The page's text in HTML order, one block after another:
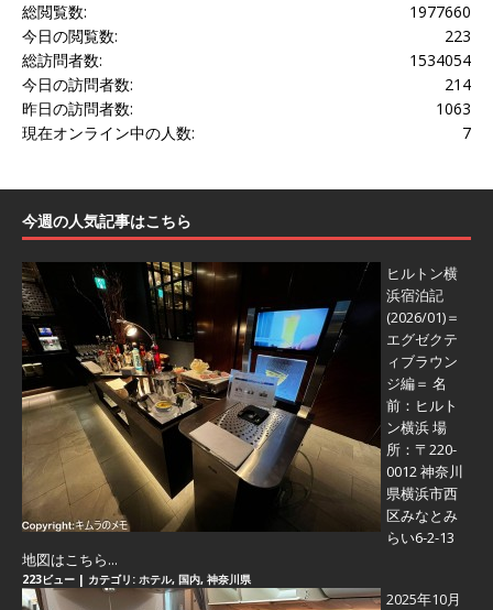
1977660
総閲覧数:
223
今日の閲覧数:
1534054
総訪問者数:
214
今日の訪問者数:
1063
昨日の訪問者数:
7
現在オンライン中の人数:
今週の人気記事はこちら
ヒルトン横
浜宿泊記
(2026/01)＝
エグゼクテ
ィブラウン
ジ編＝ 名
前：ヒルト
ン横浜 場
所：〒220-
0012 神奈川
県横浜市西
区みなとみ
らい6-2-13
地図はこちら...
223ビュー | カテゴリ: ホテル, 国内, 神奈川県
2025年10月